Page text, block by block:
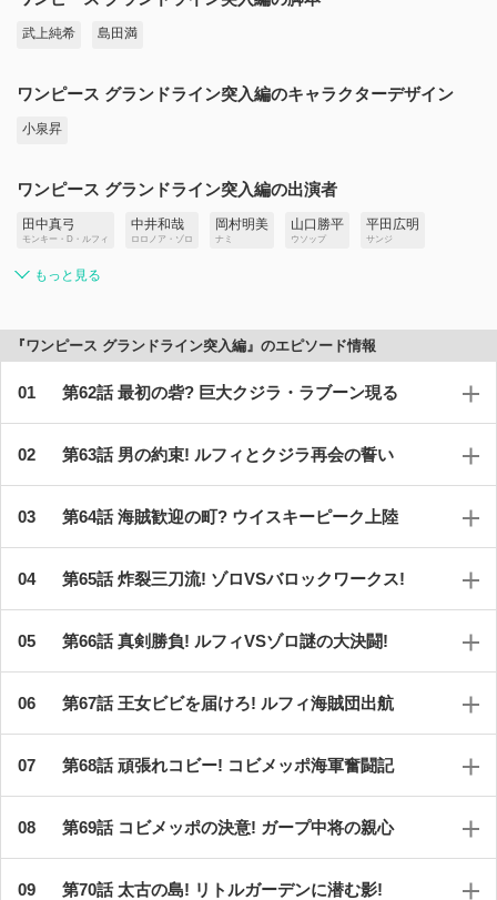
武上純希 島田満
ワンピース グランドライン突入編のキャラクターデザイン
小泉昇
ワンピース グランドライン突入編の出演者
田中真弓
モンキー・D・ルフィ
中井和哉
ロロノア・ゾロ
岡村明美
ナミ
山口勝平
ウソップ
平田広明
サンジ
もっと見る
『ワンピース グランドライン突入編』のエピソード情報
第62話 最初の砦? 巨大クジラ・ラブーン現る
第63話 男の約束! ルフィとクジラ再会の誓い
第64話 海賊歓迎の町? ウイスキーピーク上陸
第65話 炸裂三刀流! ゾロVSバロックワークス!
第66話 真剣勝負! ルフィVSゾロ謎の大決闘!
第67話 王女ビビを届けろ! ルフィ海賊団出航
第68話 頑張れコビー! コビメッポ海軍奮闘記
第69話 コビメッポの決意! ガープ中将の親心
第70話 太古の島! リトルガーデンに潜む影!